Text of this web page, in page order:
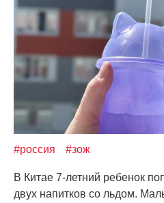
#россия #зож
В Китае 7-летний ребенок
двух напитков со льдом.